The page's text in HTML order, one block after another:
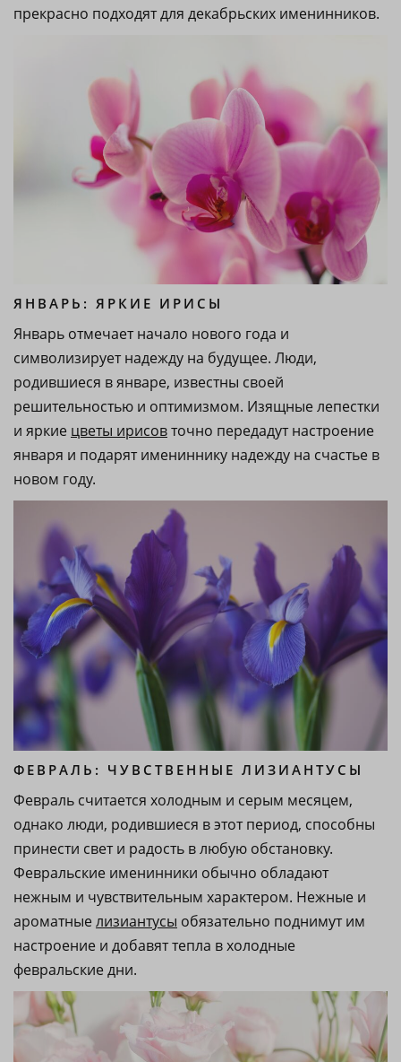
прекрасно подходят для декабрьских именинников.
ЯНВАРЬ: ЯРКИЕ ИРИСЫ
Январь отмечает начало нового года и
символизирует надежду на будущее. Люди,
родившиеся в январе, известны своей
решительностью и оптимизмом. Изящные лепестки
и яркие цветы ирисовточно передадут настроение
января и подарят имениннику надежду на счастье в
новом году.
ФЕВРАЛЬ: ЧУВСТВЕННЫЕ ЛИЗИАНТУСЫ
Февраль считается холодным и серым месяцем,
однако люди, родившиеся в этот период, способны
принести свет и радость в любую обстановку.
Февральские именинники обычно обладают
нежным и чувствительным характером. Нежные и
ароматныелизиантусы обязательно поднимут им
настроение и добавят тепла в холодные
февральские дни.